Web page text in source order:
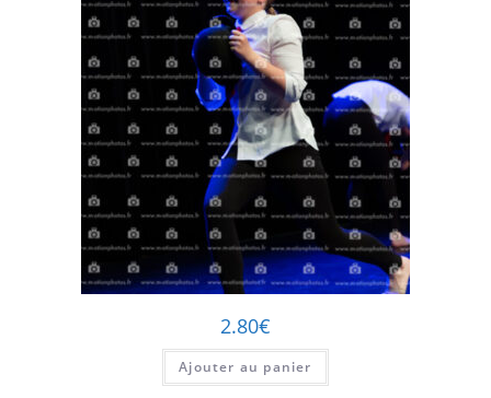
2.80€
Ajouter au panier